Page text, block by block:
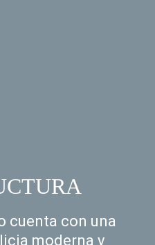
cuenta con una
moderna y